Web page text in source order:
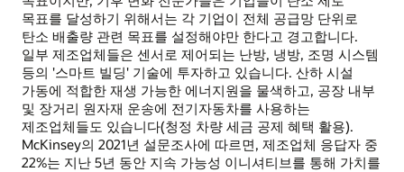
목표를 달성하기 위해서는 각 기업이 전체 공급망 단위로
탄소 배출량 관련 목표를 설정해야만 한다고 경고합니다.
일부 제조업체들은 센서로 제어되는 난방, 냉방, 조명 시스템
등의 '스마트 빌딩' 기술에 투자하고 있습니다. 산하 시설
가동에 적합한 재생 가능한 에너지원을 물색하고, 공장 내부
및 장거리 원자재 운송에 전기자동차를 사용하는
제조업체들도 있습니다(청정 차량 세금 공제 혜택 활용).
McKinsey의 2021년 설문조사에 따르면, 제조업체 응답자 중
22%는 지난 5년 동안 지속 가능성 이니셔티브를 통해 가치를